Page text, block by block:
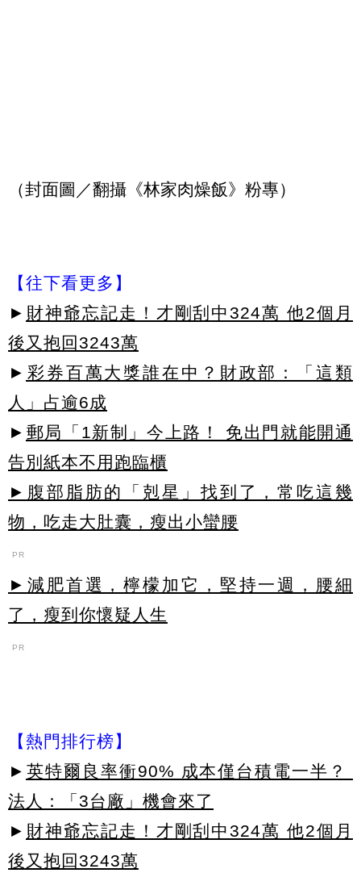
（封面圖／翻攝《林家肉燥飯》粉專）
【往下看更多】
► 財神爺忘記走！才剛刮中324萬 他2個月
後又抱回3243萬
► 彩券百萬大獎誰在中？財政部：「這類
人」占逾6成
► 郵局「1新制」今上路！ 免出門就能開通
告別紙本不用跑臨櫃
►腹部脂肪的「剋星」找到了，常吃這幾
物，吃走大肚囊，瘦出小蠻腰
PR
►減肥首選，檸檬加它，堅持一週，腰細
了，瘦到你懷疑人生
PR
【熱門排行榜】
► 英特爾良率衝90% 成本僅台積電一半？
法人：「3台廠」機會來了
► 財神爺忘記走！才剛刮中324萬 他2個月
後又抱回3243萬